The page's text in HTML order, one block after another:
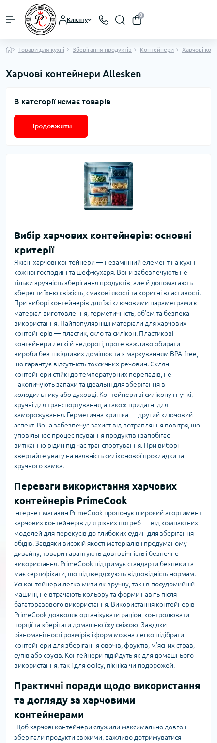
Клієнту
0
Товари для кухні Зберігання продуктів Контейнери Харчові
Харчові контейнери Allesken
В категорії немає товарів
Продовжити
Вибір харчових контейнерів: основні
критерії
Якісні харчові контейнери — незамінний елемент на кухні
кожної господині та шеф-кухаря. Вони забезпечують не
тільки зручність зберігання продуктів, але й допомагають
зберегти їхню свіжість, смакові якості та корисні властивості.
При виборі контейнерів для їжі ключовими параметрами є
матеріал виготовлення, герметичність, об’єм та безпека
використання. Найпопулярніші матеріали для харчових
контейнерів — пластик, скло та силікон. Пластикові
контейнери легкі й недорогі, проте важливо обирати
вироби без шкідливих домішок та з маркуванням BPA-free,
що гарантує відсутність токсичних речовин. Скляні
контейнери стійкі до температурних перепадів, не
накопичують запахи та ідеальні для зберігання в
холодильнику або духовці. Контейнери зі силікону гнучкі,
зручні для транспортування, а також придатні для
заморожування. Герметична кришка — другий ключовий
аспект. Вона забезпечує захист від потрапляння повітря, що
уповільнює процес псування продуктів і запобігає
витіканню рідин під час транспортування. При виборі
звертайте увагу на наявність силіконової прокладки та
зручного замка.
Переваги використання харчових
контейнерів PrimeCook
Інтернет-магазин PrimeCook пропонує широкий асортимент
харчових контейнерів для різних потреб — від компактних
моделей для перекусів до глибоких судин для зберігання
обідів. Завдяки високій якості матеріалів і продуманому
дизайну, товари гарантують довговічність і безпечне
використання. PrimeCook підтримує стандарти безпеки та
має сертифікати, що підтверджують відповідність нормам.
Усі контейнери легко мити як вручну, так і в посудомийній
машині, не втрачають кольору та форми навіть після
багаторазового використання. Використання контейнерів
PrimeCook дозволяє організувати раціон, контролювати
порції та зберігати домашню їжу свіжою. Завдяки
різноманітності розмірів і форм можна легко підібрати
контейнери для зберігання овочів, фруктів, м’ясних страв,
супів або соусів. Контейнери підійдуть як для домашнього
використання, так і для офісу, пікніка чи подорожей.
Практичні поради щодо використання
та догляду за харчовими
контейнерами
Щоб харчові контейнери служили максимально довго і
зберігали продукти свіжими, важливо дотримуватися